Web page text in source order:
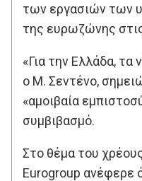
των εργασιών των
της ευρωζώνης
«Για την Ελλάδα, τα
ο Μ. Σεντένο,
«αμοιβαία
συμβιβασμό.
Στο θέμα του
Eurogroup ανέφερε